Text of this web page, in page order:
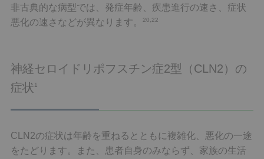
非古典的な病型では、発症年齢、疾患進行の速さ、症状
悪化の速さなどが異なります。
20,22
神経セロイドリポフスチン症2型（CLN2）の
症状 1
CLN2の症状は年齢を重ねるとともに複雑化、悪化の一途
をたどります。また、患者自身のみならず、家族の生活